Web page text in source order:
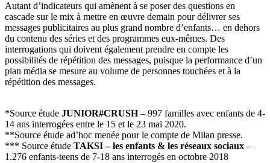
Autant d’indicateurs qui amènent à se poser des questions en
cascade sur le mix à mettre en œuvre demain pour délivrer ses
messages publicitaires au plus grand nombre d’enfants… en dehors
du contenu des séries et des programmes eux-mêmes. Des
interrogations qui doivent également prendre en compte les
possibilités de répétition des messages, puisque la performance d’un
plan média se mesure au volume de personnes touchées et à la
répétition des messages.
*Source étude JUNIOR#CRUSH– 997 familles avec enfants de 4-
14 ans interrogées entre le 15 et le 23 mai 2020.
**Source étude ad’hoc menée pour le compte de Milan presse.
*** Source étude TAKSI – les enfants & les réseaux sociaux –
1.276 enfants-teens de 7-18 ans interrogés en octobre 2018